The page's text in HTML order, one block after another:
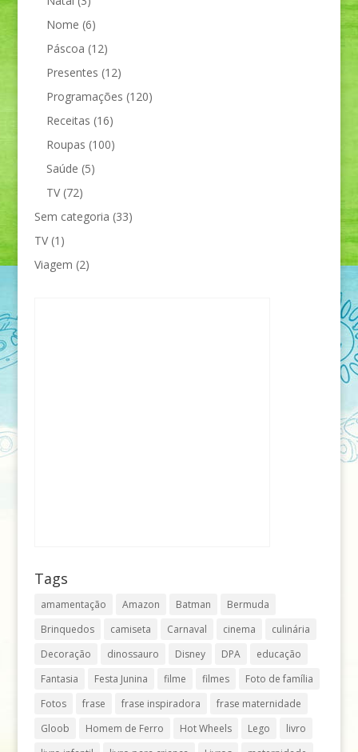
Nome (6)
Páscoa (12)
Presentes (12)
Programações (120)
Receitas (16)
Roupas (100)
Saúde (5)
TV(72)
Sem categoria (33)
TV(1)
Viagem (2)
Tags
amamentação Amazon Batman
Bermuda
Brinquedos
camiseta Carnaval cinema
culinária
Decoração
dinossauro Disney DPA
educação
Fantasia
Festa Junina filme filmes
Foto de família
Fotos
frase frase inspiradora
frase maternidade
Gloob
Homem de Ferro Hot Wheels Lego
livro